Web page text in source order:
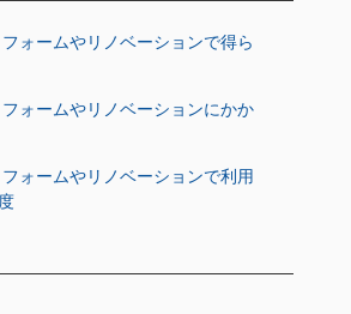
ォームやリノベーションで得ら
ォームやリノベーションにかか
ォームやリノベーションで利用